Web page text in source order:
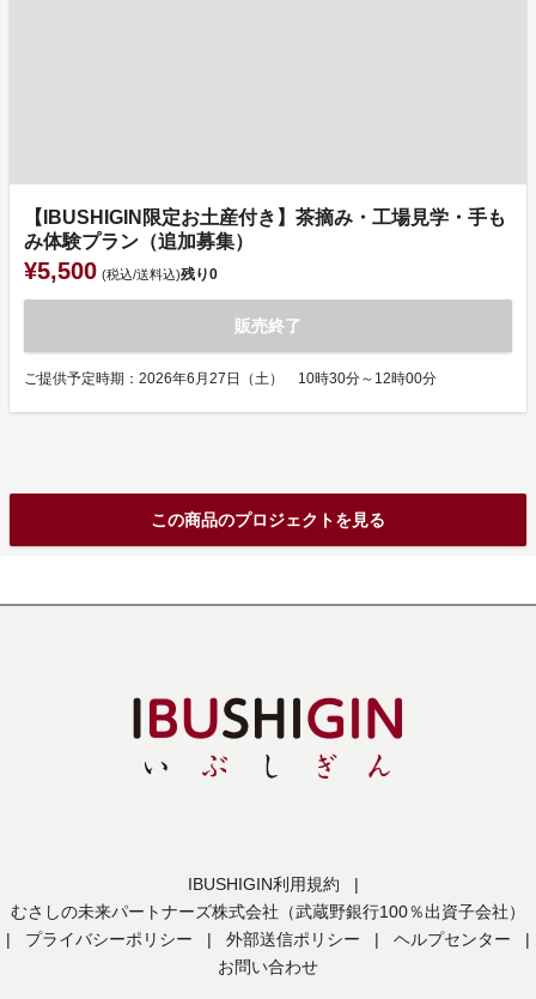
【IBUSHIGIN限定お土産付き】茶摘み・工場見学・手も
み体験プラン（追加募集）
¥5,500 (税込/送料込)残り0
販売終了
ご提供予定時期：2026年6月27日（土） 10時30分～12時00分
この商品のプロジェクトを見る
IBUSHIGIN利用規約
|
むさしの未来パートナーズ株式会社（武蔵野銀行100％出資子会社）
|
プライバシーポリシー | 外部送信ポリシー | ヘルプセンター
|
お問い合わせ